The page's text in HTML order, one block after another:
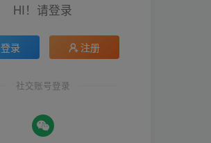
HI！请登录
登录 注册
社交账号登录
HI！请登录
登录 注册
社交账号登录
心情也舒畅了！